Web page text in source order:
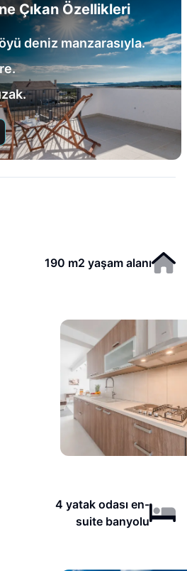
Çıkan Özellikleri
deniz manzarasıyla.
190 m2 yaşam alanı
4 yatak odası en-
suite banyolu